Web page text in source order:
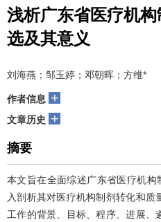
浅析广东省医疗机
选及其意义
刘海燕；邹玉婷；邓朝晖；方维*
作者信息 +
文章历史 +
摘要
本文旨在全面综述广东省医疗机构
入剖析其对医疗机构制剂转化和
工作的背景、目标、程序、进展、